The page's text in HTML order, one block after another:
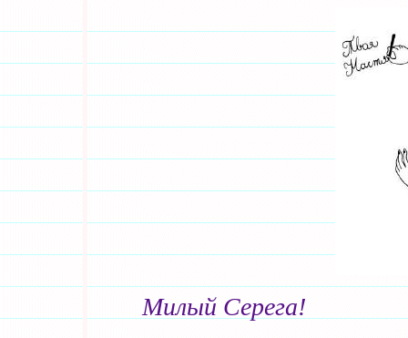
Милый Серега!